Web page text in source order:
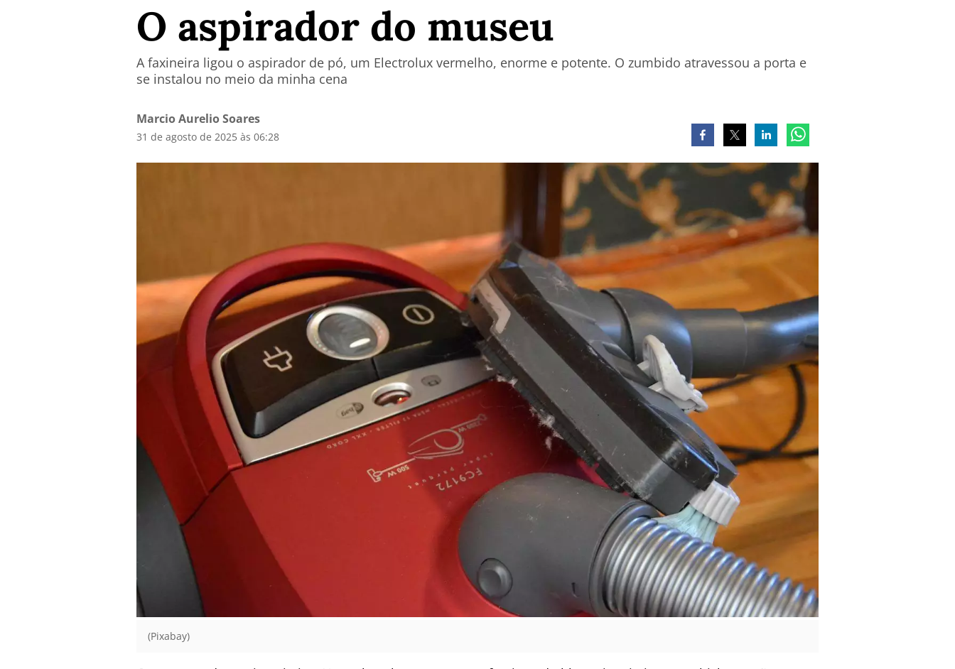
O aspirador do museu
A faxineira ligou o aspirador de pó, um Electrolux vermelho, enorme e potente. O zumbido atravessou a porta e
se instalou no meio da minha cena
Marcio Aurelio Soares
31 de agosto de 2025 às 06:28
(Pixabay)